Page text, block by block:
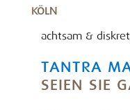
KÖLN
achtsam & diskret
TANTRA
SEIEN SIE